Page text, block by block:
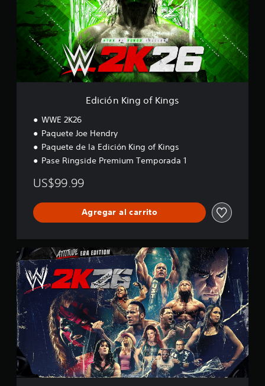
f
Edición King of Kings
WWE 2K26
Paquete Joe Hendry
Paquete de la Edición King of Kings
Pase Ringside Premium Temporada 1
US$99.99
Agregar al carrito
E
d
i
c
i
ó
n
A
t
t
i
t
u